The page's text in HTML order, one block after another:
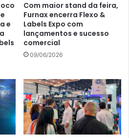
e
Com maior stand da feira,
Furnax encerra Flexo &
Labels Expo com
lançamentos e sucesso
comercial
09/06/2026